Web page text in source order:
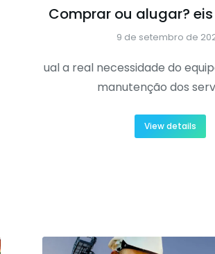
Comprar ou alugar?
9 de setembro de
ual a real necessidade do
manutenção dos
View details